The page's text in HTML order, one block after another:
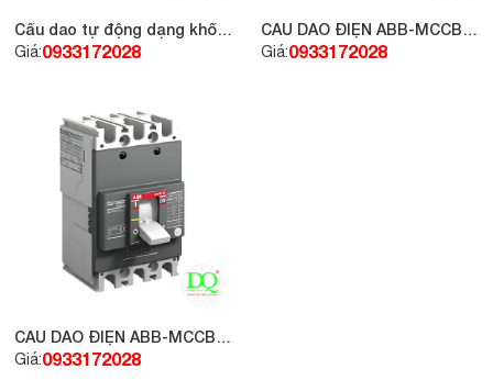
Cầu dao tự động dạng khối
MCCB ABB A2N 3P 160A
Giá:0933172028
CẦU DAO ĐIỆN ABB-MCCB
3P 20A 10kA, loại A1A
Giá:0933172028
CẦU DAO ĐIỆN ABB-MCCB
3P 32A 10kA, loại A1A
Giá:0933172028